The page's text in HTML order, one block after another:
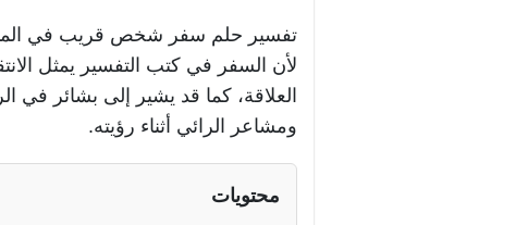
تفسير حلم سفر شخص قريب في
لأن السفر في كتب التفسير يمثل
العلاقة، كما قد يشير إلى بشائر
ومشاعر الرائي أثناء رؤيته.
محتويات